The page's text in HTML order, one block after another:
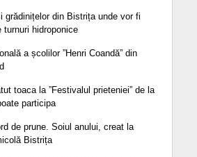
grădinițelor din Bistrița unde vor fi
turnuri hidroponice
a școlilor ”Henri Coandă” din
toaca la ”Festivalul prieteniei” de la
participa
de prune. Soiul anului, creat la
Bistrița